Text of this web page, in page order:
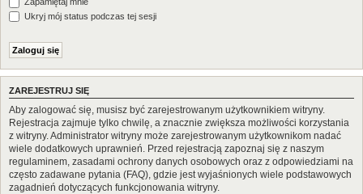
Ukryj mój status podczas tej sesji
ZAREJESTRUJ SIĘ
Aby zalogować się, musisz być zarejestrowanym użytkownikiem witryny.
Rejestracja zajmuje tylko chwilę, a znacznie zwiększa możliwości korzystania
z witryny. Administrator witryny może zarejestrowanym użytkownikom nadać
wiele dodatkowych uprawnień. Przed rejestracją zapoznaj się z naszym
regulaminem, zasadami ochrony danych osobowych oraz z odpowiedziami na
często zadawane pytania (FAQ), gdzie jest wyjaśnionych wiele podstawowych
zagadnień dotyczących funkcjonowania witryny.